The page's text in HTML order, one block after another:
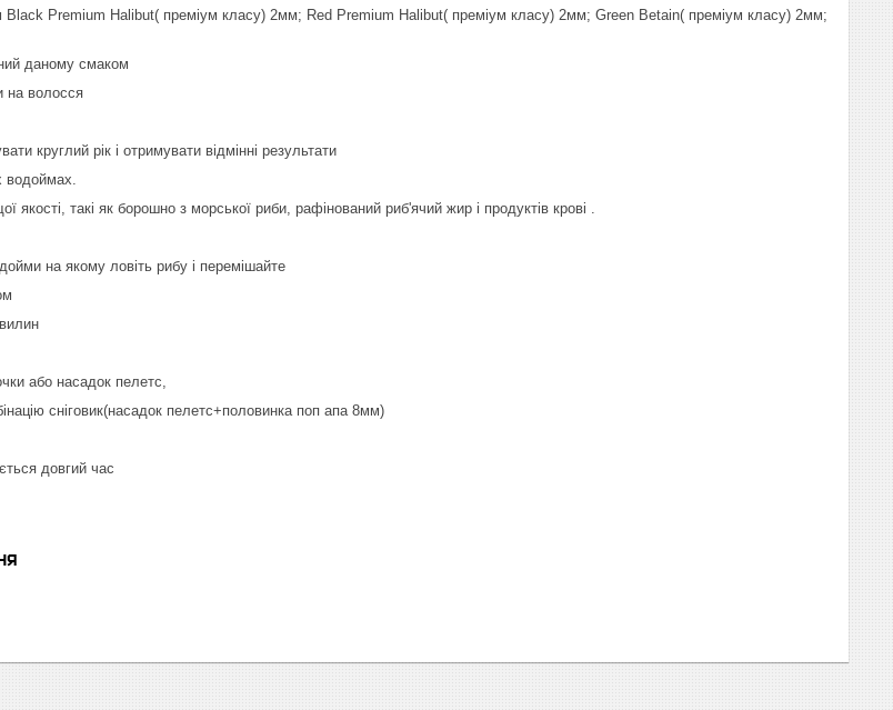
Black Premium Halibut( преміум класу) 2мм; Red Premium Halibut( преміум класу) 2мм; Green Betain( преміум класу) 2мм;
даному смаком
на волосся
круглий рік і отримувати відмінні результати
водоймах.
якості, такі як борошно з морської риби, рафінований риб'ячий жир і продуктів крові .
на якому ловіть рибу і перемішайте
або насадок пелетс,
сніговик(насадок пелетс+половинка поп апа 8мм)
довгий час